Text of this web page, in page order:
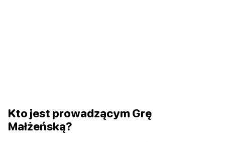
Kto jest prowadzącym Grę
Małżeńską?